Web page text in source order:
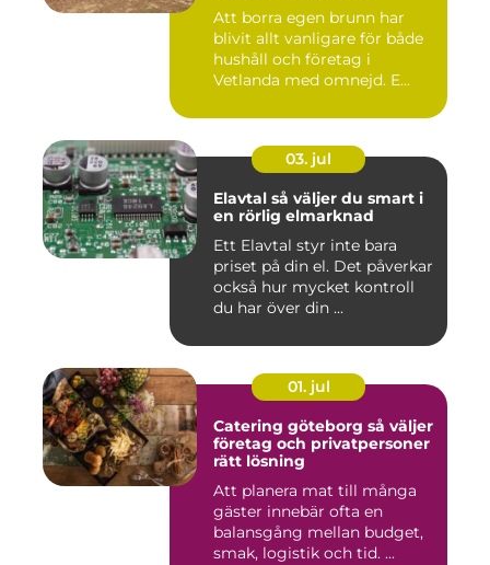
Att borra egen brunn har
blivit allt vanligare för både
hushåll och företag i
Vetlanda med omnejd. E...
03. jul
Elavtal så väljer du smart i
en rörlig elmarknad
Ett Elavtal styr inte bara
priset på din el. Det påverkar
också hur mycket kontroll
du har över din ...
01. jul
Catering göteborg så väljer
företag och privatpersoner
rätt lösning
Att planera mat till många
gäster innebär ofta en
balansgång mellan budget,
smak, logistik och tid. ...